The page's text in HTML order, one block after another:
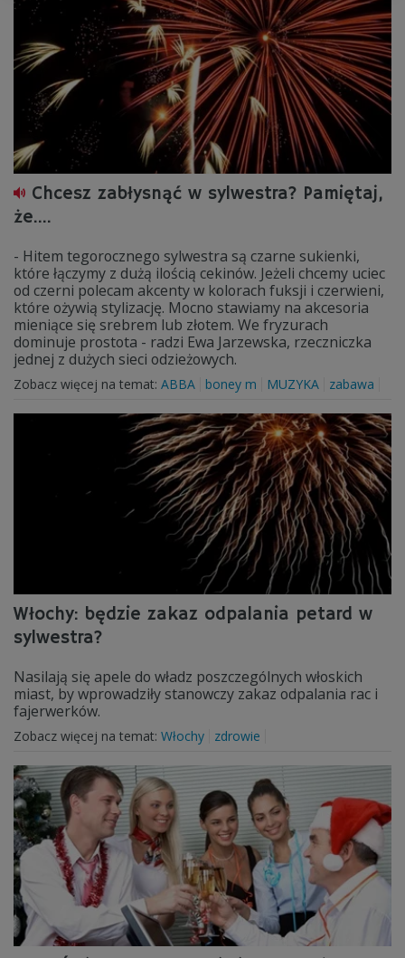
Chcesz zabłysnąć w sylwestra? Pamiętaj,
że....
- Hitem tegorocznego sylwestra są czarne sukienki,
które łączymy z dużą ilością cekinów. Jeżeli chcemy uciec
od czerni polecam akcenty w kolorach fuksji i czerwieni,
które ożywią stylizację. Mocno stawiamy na akcesoria
mieniące się srebrem lub złotem. We fryzurach
dominuje prostota - radzi Ewa Jarzewska, rzeczniczka
jednej z dużych sieci odzieżowych.
Zobacz więcej na temat: ABBA boney m MUZYKA zabawa
Włochy: będzie zakaz odpalania petard w
sylwestra?
Nasilają się apele do władz poszczególnych włoskich
miast, by wprowadziły stanowczy zakaz odpalania rac i
fajerwerków.
Zobacz więcej na temat: Włochy zdrowie